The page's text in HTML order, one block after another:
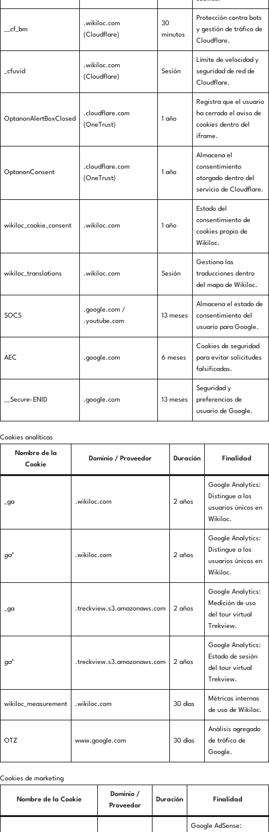
__cf_bm
.wikiloc.com
(Cloudflare)
30
minutos
Protección contra bots
y gestión de tráfico de
Cloudflare.
_cfuvid
.wikiloc.com
(Cloudflare)
Sesión
Límite de velocidad y
seguridad de red de
Cloudflare.
OptanonAlertBoxClosed
.cloudflare.com
(OneTrust)
1 año
Registra que el usuario
ha cerrado el aviso de
cookies dentro del
iframe.
OptanonConsent
.cloudflare.com
(OneTrust)
1 año
Almacena el
consentimiento
otorgado dentro del
servicio de Cloudflare.
wikiloc_cookie_consent .wikiloc.com 1 año
Estado del
consentimiento de
cookies propio de
Wikiloc.
wikiloc_translations .wikiloc.com Sesión
Gestiona las
traducciones dentro
del mapa de Wikiloc.
SOCS
.google.com /
.youtube.com
13 meses
Almacena el estado de
consentimiento del
usuario para Google.
AEC .google.com 6 meses
Cookies de seguridad
para evitar solicitudes
falsificadas.
__Secure-ENID .google.com 13 meses
Seguridad y
preferencias de
usuario de Google.
Cookies analíticas
Nombre de la
Cookie
Dominio / Proveedor Duración Finalidad
_ga .wikiloc.com 2 años
Google Analytics:
Distingue a los
usuarios únicos en
Wikiloc.
ga* .wikiloc.com 2 años
Google Analytics:
Distingue a los
usuarios únicos en
Wikiloc.
_ga .treckview.s3.amazonaws.com 2 años
Google Analytics:
Medición de uso
del tour virtual
Trekview.
ga* .treckview.s3.amazonaws.com 2 años
Google Analytics:
Estado de sesión
del tour virtual
Trekview.
wikiloc_measurement .wikiloc.com 30 días
Métricas internas
de uso de Wikiloc.
OTZ www.google.com 30 días
Análisis agregado
de tráfico de
Google.
Cookies de marketing
Nombre de la Cookie
Dominio /
Proveedor
Duración Finalidad
Google AdSense: